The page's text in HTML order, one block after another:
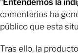
comentarios ha
público que esta
Tras ello, la